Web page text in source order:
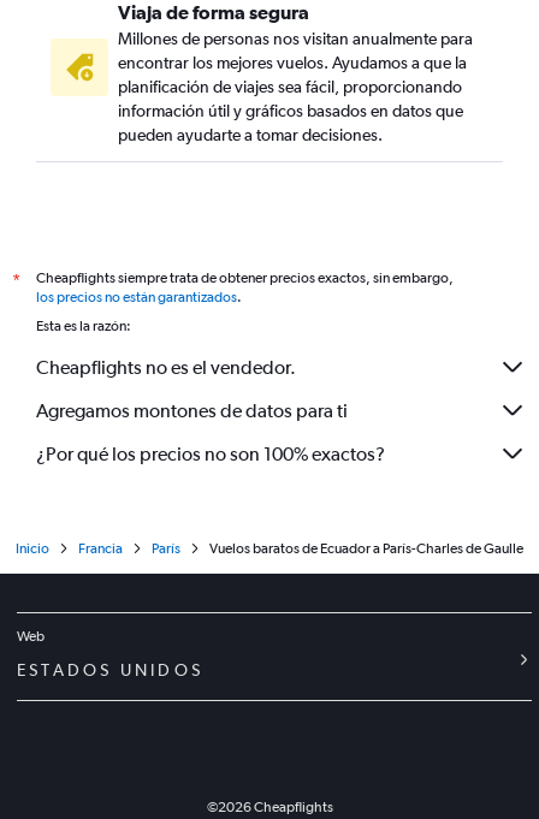
Viaja de forma segura
Millones de personas nos visitan anualmente para
encontrar los mejores vuelos. Ayudamos a que la
planificación de viajes sea fácil, proporcionando
información útil y gráficos basados en datos que
pueden ayudarte a tomar decisiones.
*
Cheapflights siempre trata de obtener precios exactos, sin embargo,
los precios no están garantizados.
Esta es la razón:
Cheapflights no es el vendedor.
Agregamos montones de datos para ti
¿Por qué los precios no son 100% exactos?
Inicio Francia París Vuelos baratos de Ecuador a París-Charles de Gaulle
Web
ESTADOS UNIDOS
©2026Cheapflights